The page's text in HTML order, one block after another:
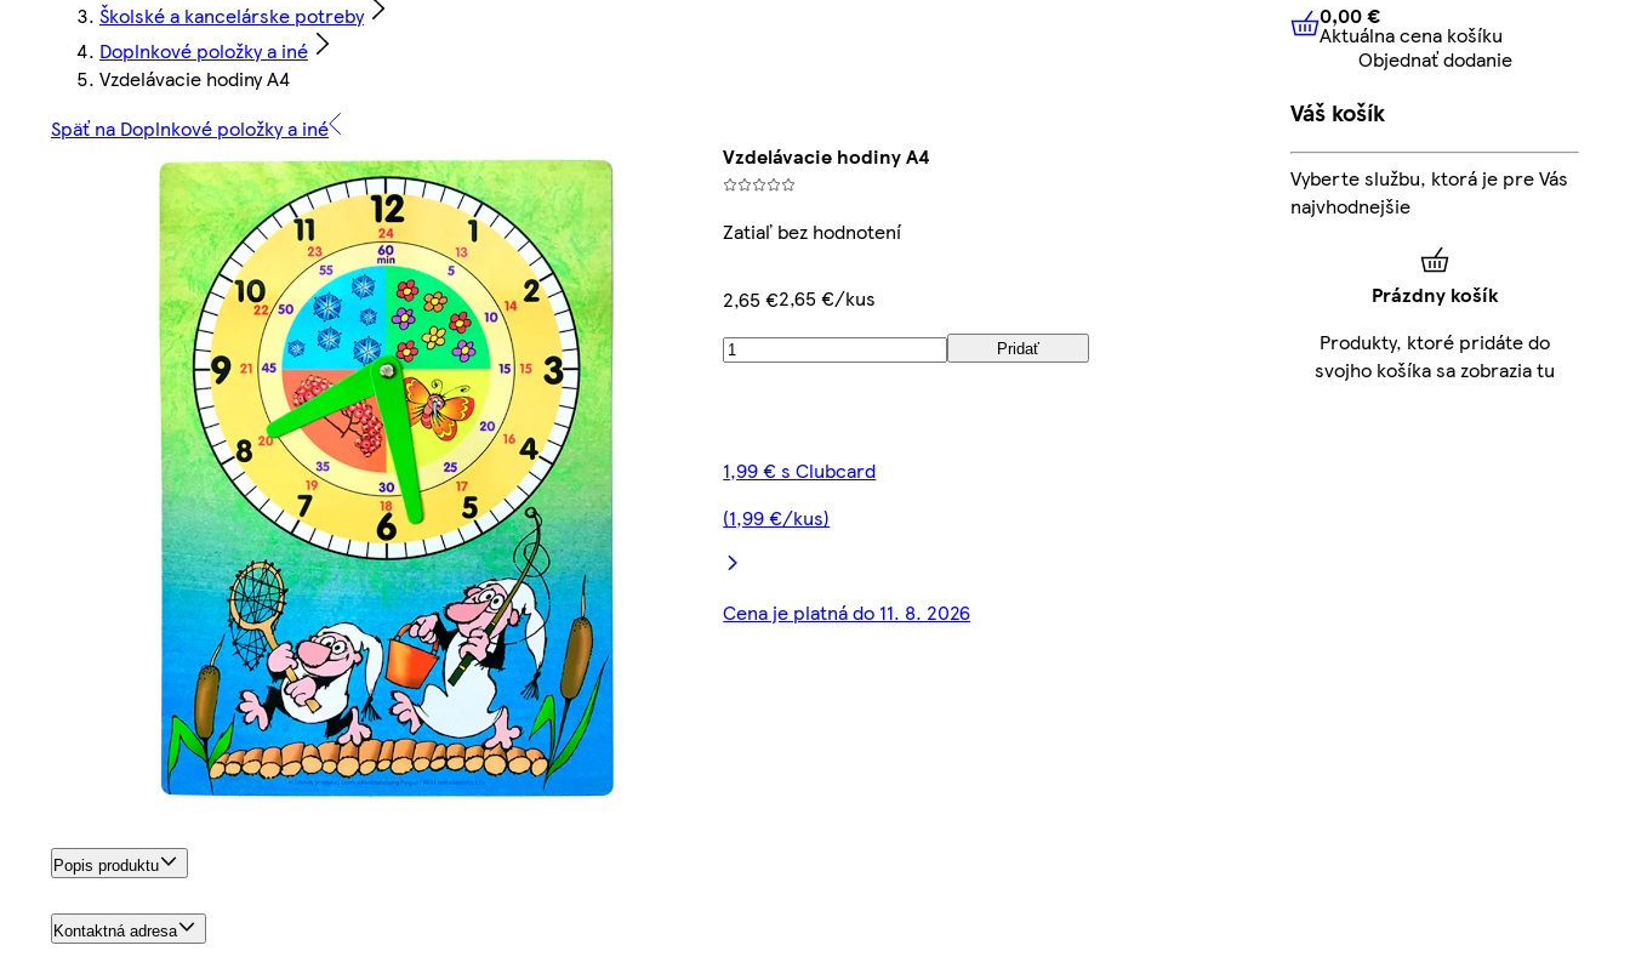
Školské a kancelárske potreby
Doplnkové položky a iné
Vzdelávacie hodiny A4
Späť na Doplnkové položky a iné
Vzdelávacie hodiny A4
Zatiaľ bez hodnotení
2,65 €2,65 €/kus
Pridať
1,99 € s Clubcard
(1,99 €/kus)
Cena je platná do 11. 8. 2026
Popis produktu
Kontaktná adresa
0,00 € Aktuálna cena košíku
0,00 €
Aktuálna cena košíku
Objednať dodanie
Váš košík
Vyberte službu, ktorá je pre Vás
najvhodnejšie
Prázdny košík
Produkty, ktoré pridáte do
svojho košíka sa zobrazia tu